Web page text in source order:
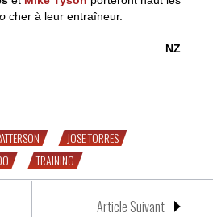
cher à leur entraîneur.
NZ
JOSE TORRES
TRAINING
Article Suivant